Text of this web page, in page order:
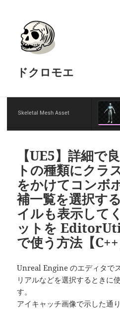
ドクロモエ
【UE5】詳細で
トの種類にクラ
をかけてコンボ
補一覧を選択す
イルも表示して
ットを
で使う方法【C++
Unreal Engine のエディタで
リアルなどを選択するときに
す。
アイキャッチ画像で示した通